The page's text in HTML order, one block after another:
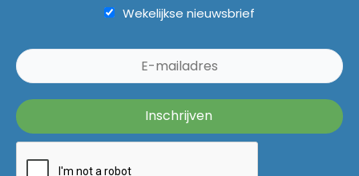
Wekelijkse nieuwsbrief